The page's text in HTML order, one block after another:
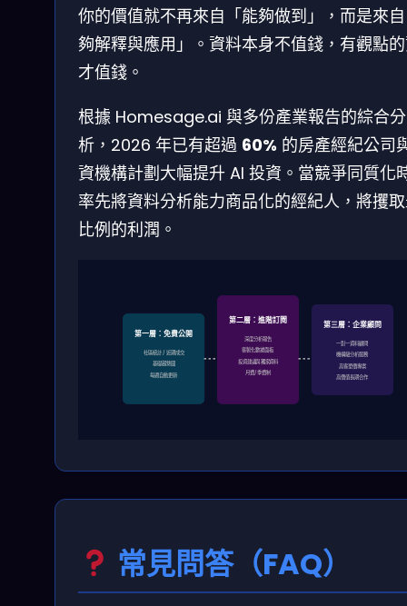
你的價值就不再來自「能夠做到」，而是來
夠解釋與應用」。資料本身不值錢，有觀點
才值錢。
根據 Homesage.ai 與多份產業報告的綜合分
析，2026 年已有超過 60% 的房產經紀公司
資機構計劃大幅提升 AI 投資。當競爭同質化
率先將資料分析能力商品化的經紀人，將攫
比例的利潤。
第一層：免費公開
社區統計 / 近期成交
基礎趨勢圖
每週自動更新
第二層：進階訂閱
深度分析報告
客製化數據面板
投資建議與獨家資料
月費/季費制
第三層：企業顧問
一對一資料顧問
機構級分析服務
高客單價專案
高價值長期合作
常見問答（FAQ）